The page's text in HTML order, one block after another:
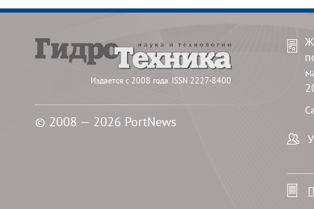
Издается с 2008 года. ISSN 2227-8400
© 2008 — 2026 PortNews